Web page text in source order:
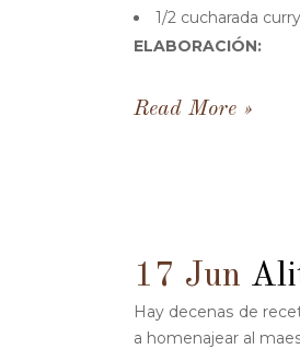
1/2 cucharada
ELABORACIÓN:
Read More
17 Jun
Hay decenas de
a homenajear al